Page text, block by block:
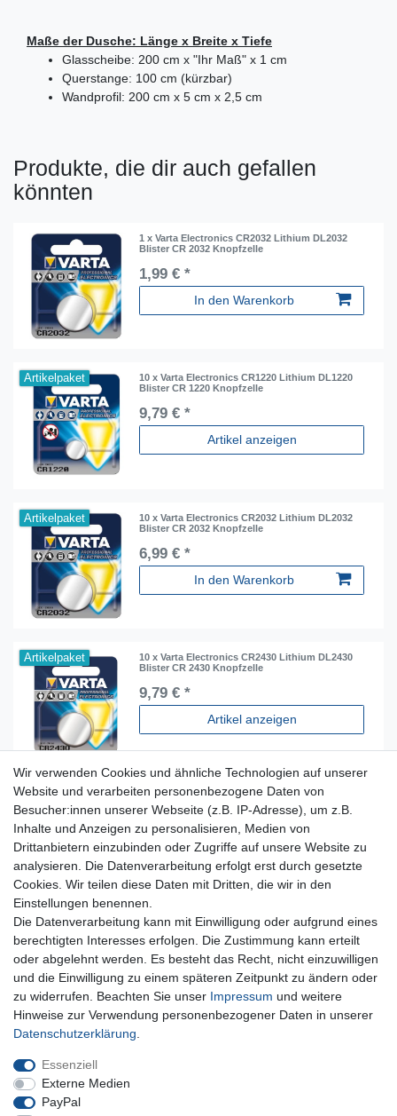
Maße der Dusche: Länge x Breite x Tiefe
Glasscheibe: 200 cm x "Ihr Maß" x 1 cm
Querstange: 100 cm (kürzbar)
Wandprofil: 200 cm x 5 cm x 2,5 cm
Produkte, die dir auch gefallen
könnten
1 x Varta Electronics CR2032 Lithium DL2032
Blister CR 2032 Knopfzelle
1,99 € *
In den Warenkorb
Artikelpaket
10 x Varta Electronics CR1220 Lithium DL1220
Blister CR 1220 Knopfzelle
9,79 € *
Artikel anzeigen
Artikelpaket
10 x Varta Electronics CR2032 Lithium DL2032
Blister CR 2032 Knopfzelle
6,99 € *
In den Warenkorb
Artikelpaket
10 x Varta Electronics CR2430 Lithium DL2430
Blister CR 2430 Knopfzelle
9,79 € *
Artikel anzeigen
Für Fragen zu unseren Produkten und Bestellungen
erreichen Sie uns per E-Mail oder Telefon:
+49 5741 9099422 oderinfo@dein-bau-projekt.de
Versand und Zahlung
Impressum
Datenschutzerklärung
AGB
Kontakt
Infos Ratenkauf mit easyCredit
Qualität made in Germany
Schnelle & sichere Lieferung
Ideal für Selbermacher (DIY)
Wir verwenden Cookies und ähnliche Technologien auf unserer
Website und verarbeiten personenbezogene Daten von
Besucher:innen unserer Webseite (z.B. IP-Adresse), um z.B.
Inhalte und Anzeigen zu personalisieren, Medien von
Drittanbietern einzubinden oder Zugriffe auf unsere Website zu
analysieren. Die Datenverarbeitung erfolgt erst durch gesetzte
Cookies. Wir teilen diese Daten mit Dritten, die wir in den
Einstellungen benennen.
Die Datenverarbeitung kann mit Einwilligung oder aufgrund eines
berechtigten Interesses erfolgen. Die Zustimmung kann erteilt
oder abgelehnt werden. Es besteht das Recht, nicht einzuwilligen
und die Einwilligung zu einem späteren Zeitpunkt zu ändern oder
zu widerrufen. Beachten Sie unser Impressum und weitere
Hinweise zur Verwendung personenbezogener Daten in unserer
Daten­schutz­erklärung
Essenziell
Externe Medien
PayPal